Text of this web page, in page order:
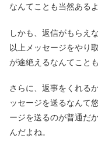
なんてことも当然あるよ
しかも、返信がもらえ
以上メッセージをやり
が途絶えるなんてこと
さらに、返事をくれる
ッセージを送るなんて
ージを送るのが普通だ
んだよね。